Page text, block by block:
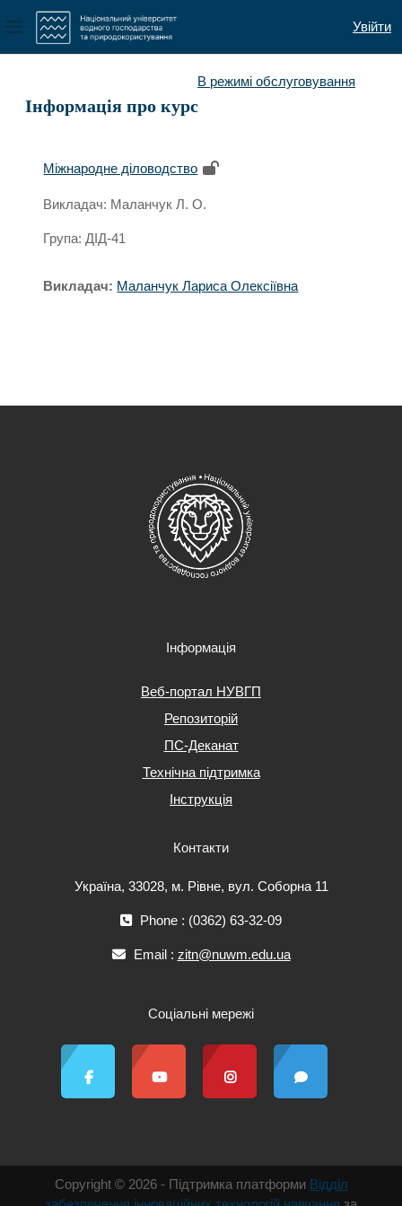
Бокова панель
Увійти
В режимі обслуговування
Інформація про курс
Міжнародне діловодство
Викладач: Маланчук Л. О.
Група: ДІД-41
Викладач: Маланчук Лариса Олексіївна
Інформація
Веб-портал НУВГП
Репозиторій
ПС-Деканат
Технічна підтримка
Інструкція
Контакти
Україна, 33028, м. Рівне, вул. Соборна 11
Phone : (0362) 63-32-09
Email : zitn@nuwm.edu.ua
Соціальні мережі
Copyright © 2026 - Підтримка платформи Відділ